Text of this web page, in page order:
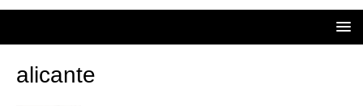
alicante